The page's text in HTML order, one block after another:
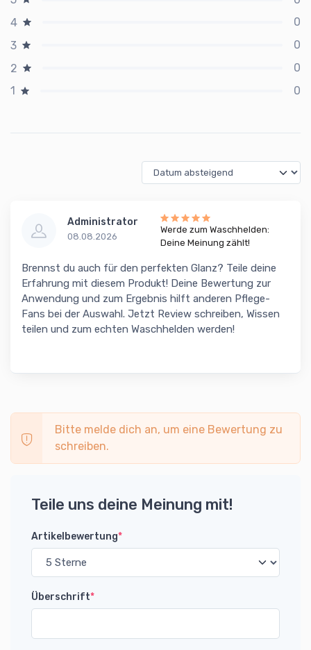
4
0
3
0
2
0
1
0
Administrator
08.08.2026
Werde zum Waschhelden:
Deine Meinung zählt!
Brennst du auch für den perfekten Glanz? Teile deine
Erfahrung mit diesem Produkt! Deine Bewertung zur
Anwendung und zum Ergebnis hilft anderen Pflege-
Fans bei der Auswahl. Jetzt Review schreiben, Wissen
teilen und zum echten Waschhelden werden!
Bitte melde dich an, um eine Bewertung zu
schreiben.
Teile uns deine Meinung mit!
Artikelbewertung*
Überschrift*